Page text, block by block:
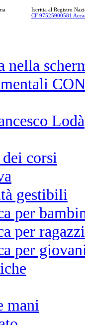
Iscritta al Registro
CF 97525900581
nella
Lodà
corsi
gestibili
per
per ragazzi
per
mani